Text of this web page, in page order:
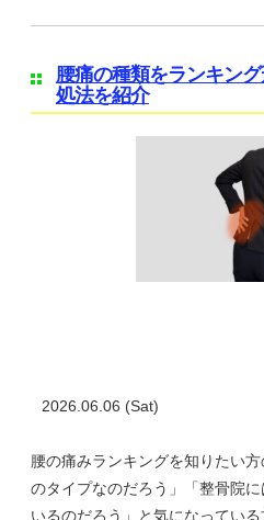
腰痛の種類をランキン
処法を紹介
2026.06.06 (Sat)
腰の痛みランキングを知りたい
のタイプなのだろう」「整骨院
いるのだろう」と気になってい